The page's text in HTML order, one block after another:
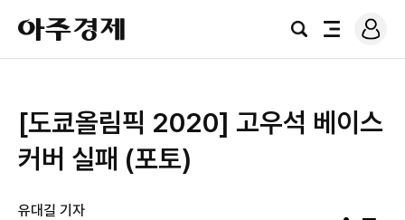
아
주
경
검
전
로
그
[도쿄올림픽 2020] 고우석 베이스
커버 실패 (포토)
유대길 기자